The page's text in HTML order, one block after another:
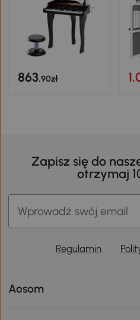
863,90zł
Zapisz się do
otrzymaj
Regulamin
Aosom